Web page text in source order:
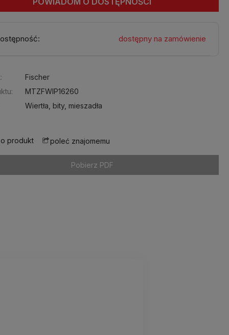
dostępny na zamówienie
Fischer
MTZFWIP16260
Wiertła, bity, mieszadła
produkt poleć znajomemu
Pobierz PDF